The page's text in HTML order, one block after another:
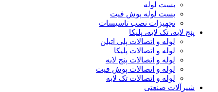
بست لوله
بست لوله پوش فیت
تجهیزات نصب تاسیسات
پنج لایه، تک لایه، پلیکا
لوله و اتصالات پلی اتیلن
لوله و اتصالات پلیکا
لوله و اتصالات پنج لایه
لوله و اتصالات پوش فیت
لوله و اتصالات تک لایه
شیرآلات صنعتی